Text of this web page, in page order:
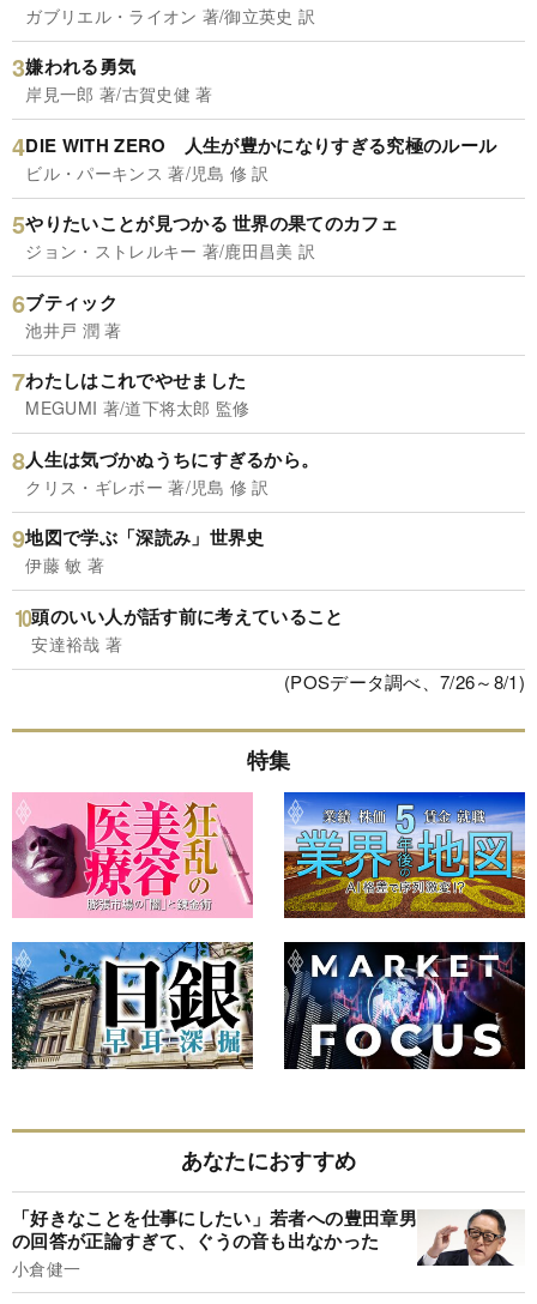
ガブリエル・ライオン 著/御立英史 訳
嫌われる勇気
岸見一郎 著/古賀史健 著
DIE WITH ZERO 人生が豊かになりすぎる究極のルール
ビル・パーキンス 著/児島 修 訳
やりたいことが見つかる 世界の果てのカフェ
ジョン・ストレルキー 著/鹿田昌美 訳
ブティック
池井戸 潤 著
わたしはこれでやせました
MEGUMI 著/道下将太郎 監修
人生は気づかぬうちにすぎるから。
クリス・ギレボー 著/児島 修 訳
地図で学ぶ「深読み」世界史
伊藤 敏 著
頭のいい人が話す前に考えていること
安達裕哉 著
(POSデータ調べ、7/26～8/1)
特集
あなたにおすすめ
「好きなことを仕事にしたい」若者への豊田章男
の回答が正論すぎて、ぐうの音も出なかった
小倉健一